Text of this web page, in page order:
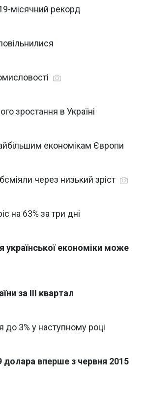
місячний рекорд
зростання в Україні
економікам Європи
через низький зріст
на 63% за три дні
економіки може
за III квартал
до 3% у наступному році
долара вперше з червня 2015